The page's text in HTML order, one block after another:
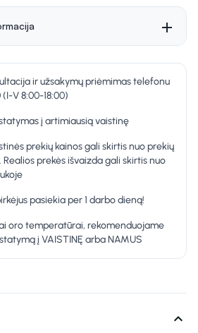
ir užsakymų priėmimas telefonu
V 8:00-18:00)
į artimiausią vaistinę
prekių kainos gali skirtis nuo prekių
Realios prekės išvaizda gali skirtis nuo
pasiekia per 1 darbo dieną!
oro temperatūrai, rekomenduojame
į VAISTINĘ arba NAMUS
expand_more